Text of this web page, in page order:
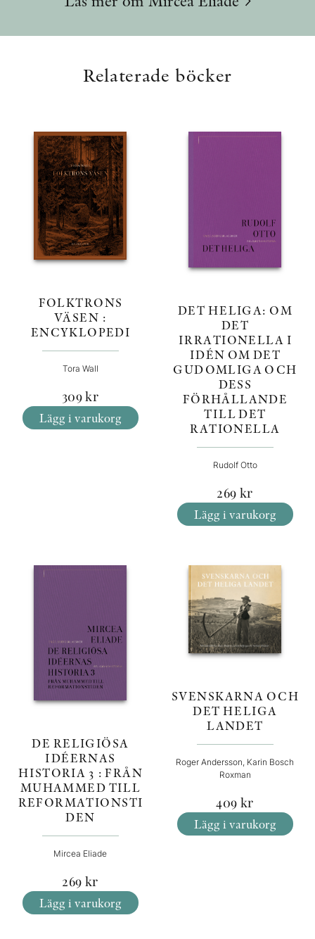
Relaterade böcker
FOLKTRONS
VÄSEN :
ENCYKLOPEDI
Tora Wall
309kr
Lägg i varukorg
DET HELIGA: OM
DET
IRRATIONELLA I
IDÉN OM DET
GUDOMLIGA OCH
DESS
FÖRHÅLLANDE
TILL DET
RATIONELLA
Rudolf Otto
269 kr
Lägg i varukorg
DE RELIGIÖSA
IDÉERNAS
HISTORIA 3 : FRÅN
MUHAMMED TILL
REFORMATIONSTI
DEN
Mircea Eliade
269 kr
Lägg i varukorg
SVENSKARNA OCH
DET HELIGA
LANDET
Roger Andersson, Karin Bosch
Roxman
409 kr
Lägg i varukorg